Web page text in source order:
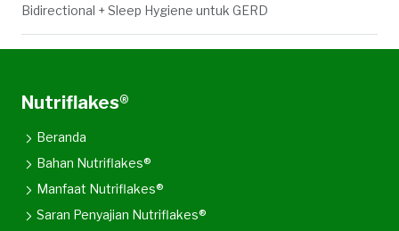
Bidirectional + Sleep Hygiene untuk GERD
Nutriflakes®
Beranda
Bahan Nutriflakes®
Manfaat Nutriflakes®
Saran Penyajian Nutriflakes®